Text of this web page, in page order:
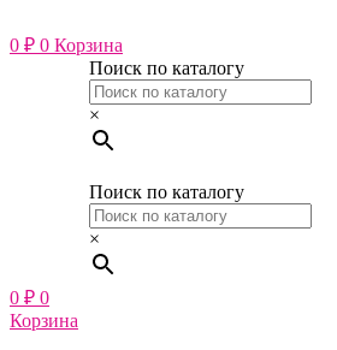
к
содержимому
0 ₽ 0 Корзина
Поиск по каталогу
×
Поиск по каталогу
×
0 ₽ 0
Корзина